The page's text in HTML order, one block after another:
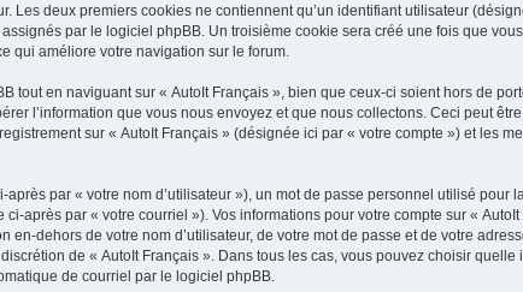
Les deux premiers cookies ne contiennent qu’un identifiant utilisateur
par le logiciel phpBB. Un troisième cookie sera créé une fois que
qui améliore votre navigation sur le forum.
tout en naviguant sur « AutoIt Français », bien que ceux-ci soient hors de
l’information que vous nous envoyez et que nous collectons. Ceci peut
sur « AutoIt Français » (désignée ici par « votre compte ») et les
par « votre nom d’utilisateur »), un mot de passe personnel utilisé pour
après par « votre courriel »). Vos informations pour votre compte sur «
dehors de votre nom d’utilisateur, de votre mot de passe et de votre
de « AutoIt Français ». Dans tous les cas, vous pouvez choisir
de courriel par le logiciel phpBB.